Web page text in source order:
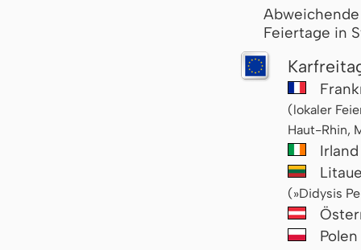
Feiertage in
(lokaler
Haut-Rhin,
(»Didysis
Polen